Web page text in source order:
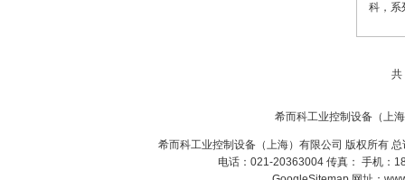
共
希而科工业控制设备（上
希而科工业控制设备（上海）有限公司 版权所有
电话：021-20363004 传真： 手机：